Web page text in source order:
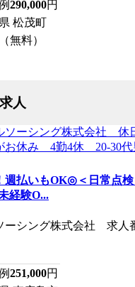
290,000円
松茂町
無料）
人
週払いもOK◎＜日常点
経験O...
ーシング株式会社 求人
251,000円